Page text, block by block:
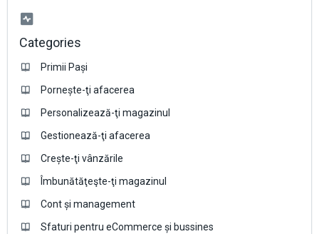
Categories
Primii Pași
Pornește-ţi afacerea
Personalizează-ţi magazinul
Gestionează-ţi afacerea
Crește-ţi vânzările
Îmbunătăţeşte-ţi magazinul
Cont și management
Sfaturi pentru eCommerce și bussines